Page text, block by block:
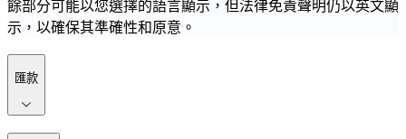
餘部分可能以您選擇的語言顯示，但法律免責聲明仍以英文顯
示，以確保其準確性和原意。
匯款